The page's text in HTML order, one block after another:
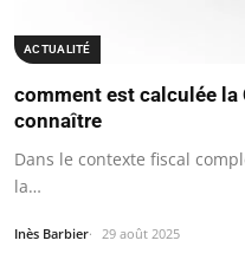
ACTUALITÉ
comment est calculée la
connaître
Dans le contexte fiscal
la…
Inès Barbier 29 août 2025